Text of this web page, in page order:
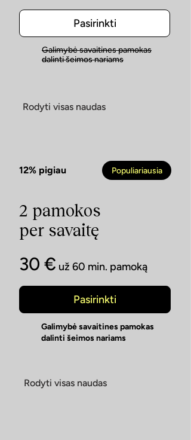
Pasirinkti
Galimybė savaitines pamokas
dalinti šeimos nariams
Rodyti visas naudas
12% pigiau Populiariausia
2 pamokos
per savaitę
30 € už 60 min. pamoką
Pasirinkti
Galimybė savaitines pamokas
dalinti šeimos nariams
Rodyti visas naudas